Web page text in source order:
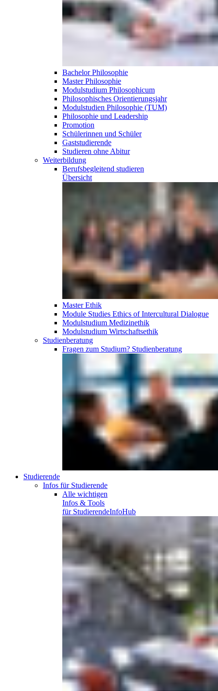
Bachelor Philosophie
Master Philosophie
Modulstudium Philosophicum
Philosophisches Orientierungsjahr
Modulstudien Philosophie (TUM)
Philosophie und Leadership
Promotion
Schülerinnen und Schüler
Gaststudierende
Studieren ohne Abitur
Weiterbildung
Berufsbegleitend studieren
Übersicht
Master Ethik
Module Studies Ethics of Intercultural Dialogue
Modulstudium Medizinethik
Modulstudium Wirtschaftsethik
Studien­beratung
Fragen zum Studium? Studien­beratung
Studierende
Infos für Studierende
Alle wichtigen
Infos & Tools
für StudierendeInfoHub